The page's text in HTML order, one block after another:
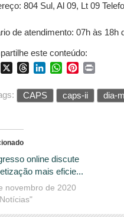
804 Sul, Al 09, Lt 09
de atendimento: 07h às 18h
este conteúdo:
FacebookThreadsLinkedInWhatsApp
Pinterest
CAPS caps-ii dia-
online discute
mais eficie...
novembro de 2020